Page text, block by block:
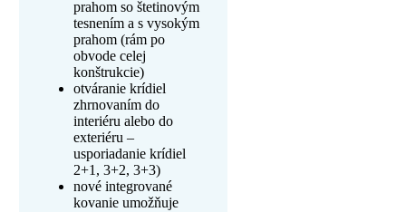
prahom so štetinovým
tesnením a s vysokým
prahom (rám po
obvode celej
konštrukcie)
otváranie krídiel
zhrnovaním do
interiéru alebo do
exteriéru –
usporiadanie krídiel
2+1, 3+2, 3+3)
nové integrované
kovanie umožňuje